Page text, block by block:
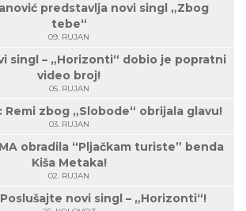
predstavlja novi singl „Zbog
tebe“
09. RUJAN
singl – „Horizonti“ dobio je popratni
video broj!
05. RUJAN
Remi zbog „Slobode“ obrijala glavu!
03. RUJAN
obradila “Pljačkam turiste” benda
Kiša Metaka!
02. RUJAN
Poslušajte novi singl – „Horizonti“!